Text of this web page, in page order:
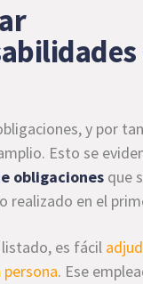
y por
Esto se
obligaciones que
realizado en el
es fácil
. Ese